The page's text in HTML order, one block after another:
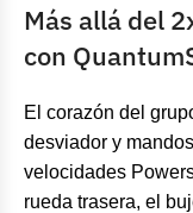
Más allá del
con
El corazón del
desviador y
velocidades
rueda trasera, el